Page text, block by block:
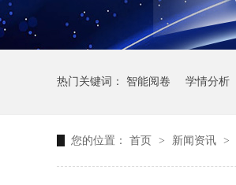
热门关键词： 智能阅卷 学情分析
您的位置： 首页 > 新闻资讯 >